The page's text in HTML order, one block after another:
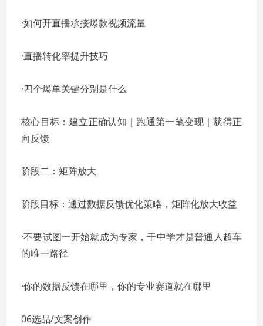
·如何开直播承接爆款视频流量
·直播转化率提升技巧
·四个爆单关键分别是什么
核心目标：建立正确认知｜跑通第一笔变现｜获得正
向反馈
阶段二：矩阵放大
阶段目标：通过数据反馈优化策略，矩阵化放大收益
·不要试图一开始就成为专家，干中学才是普通人超车
的唯一路径
·你的数据反馈在哪里，你的专业赛道就在哪里
06选品/文案创作